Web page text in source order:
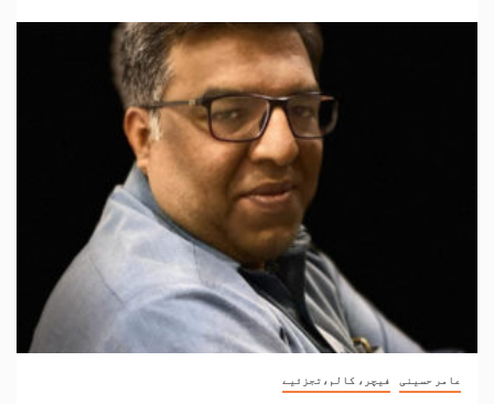
عامر حسینی فیچر، کالم،تجزئیے